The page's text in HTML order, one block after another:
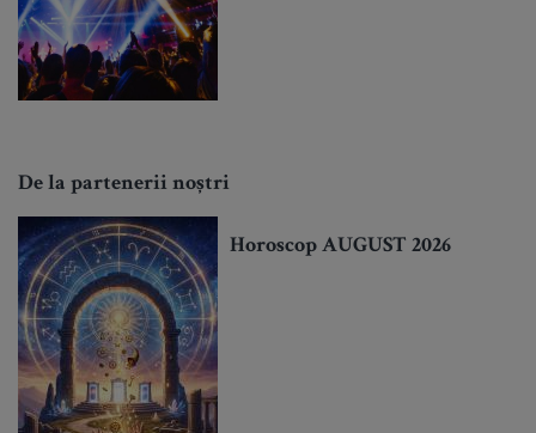
De la partenerii noștri
Horoscop AUGUST 2026